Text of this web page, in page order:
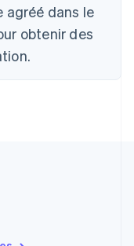
agréé dans le
obtenir des